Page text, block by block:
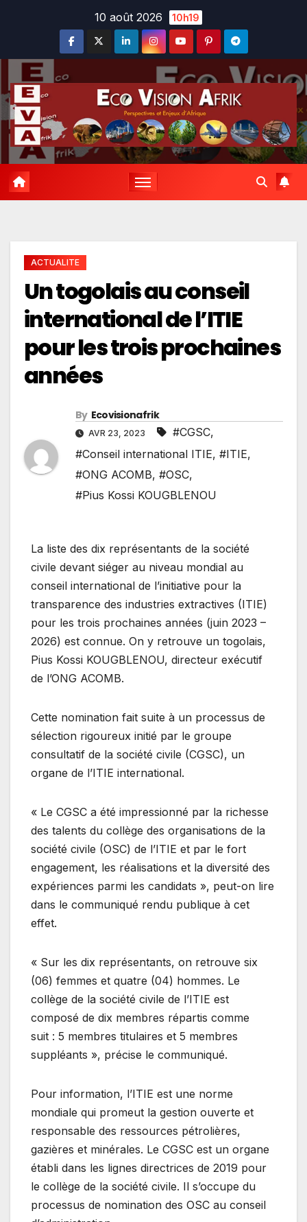
10 août 2026 10h19
ACTUALITE
Un togolais au conseil
international de l’ITIE
pour les trois prochaines
années
By Ecovisionafrik
AVR 23, 2023 #CGSC,
#Conseil international ITIE, #ITIE,
#ONG ACOMB, #OSC,
#Pius Kossi KOUGBLENOU
La liste des dix représentants de la société
civile devant siéger au niveau mondial au
conseil international de l’initiative pour la
transparence des industries extractives (ITIE)
pour les trois prochaines années (juin 2023 –
2026) est connue. On y retrouve un togolais,
Pius Kossi KOUGBLENOU, directeur exécutif
de l’ONG ACOMB.
Cette nomination fait suite à un processus de
sélection rigoureux initié par le groupe
consultatif de la société civile (CGSC), un
organe de l’ITIE international.
« Le CGSC a été impressionné par la richesse
des talents du collège des organisations de la
société civile (OSC) de l’ITIE et par le fort
engagement, les réalisations et la diversité des
expériences parmi les candidats », peut-on lire
dans le communiqué rendu publique à cet
effet.
« Sur les dix représentants, on retrouve six
(06) femmes et quatre (04) hommes. Le
collège de la société civile de l’ITIE est
composé de dix membres répartis comme
suit : 5 membres titulaires et 5 membres
suppléants », précise le communiqué.
Pour information, l’ITIE est une norme
mondiale qui promeut la gestion ouverte et
responsable des ressources pétrolières,
gazières et minérales. Le CGSC est un organe
établi dans les lignes directrices de 2019 pour
le collège de la société civile. Il s’occupe du
processus de nomination des OSC au conseil